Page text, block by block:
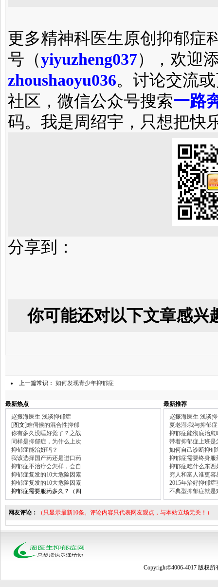
更多精神科医生原创抑郁症
号（yiyuzheng037），欢迎
zhoushaoyu036。讨论交流
社区，微信公众号搜索一路
码。我是周绍宇，只想把快
分享到：
你可能还对以下文章感兴
上一篇常识： 如何发现青少年抑郁症
最新热点
最新推荐
赵振海医生 浅谈抑郁症
[图文]难伺候的混合性抑郁
你有多久没睡好觉了？之战
同样是抑郁症，为什么上次
抑郁症能治好吗？
我该选择国产药还是进口药
抑郁症不治疗会怎样，会自
抑郁症复发的10大危险因素
抑郁症复发的10大危险因素
抑郁症需要服药多久？（四
赵振海医生 浅谈
夏老湿:我与抑郁症
抑郁症能彻底治愈
带着抑郁症上班是
如何自己诊断抑郁
抑郁症需要终身服
抑郁症吃什么东西
穷人和富人谁更容
2015年治好抑郁症
不典型抑郁症就是
网友评论： （只显示最新10条。评论内容只代表网友观点，与本站立场无关！）
Copyright©4006-4017 版权